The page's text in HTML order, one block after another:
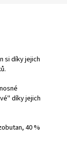
si díky jejich
díky jejich
40 %